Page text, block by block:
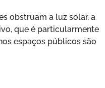
obstruam a luz solar, a
que é particularmente
espaços públicos são